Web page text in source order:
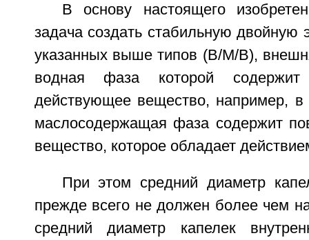
В основу настоящего
задача создать стабильную двойную
указанных выше типов (В/М/В),
водная фаза которой содержит
действующее вещество, например, в
маслосодержащая фаза содержит
вещество, которое обладает
При этом средний диаметр
прежде всего не должен более чем
средний диаметр капелек